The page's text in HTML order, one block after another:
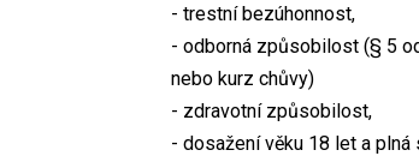
- trestní bezúhonnost,
- odborná způsobilost (§ 5
nebo kurz chůvy)
- zdravotní způsobilost,
- dosažení věku 18 let a plná